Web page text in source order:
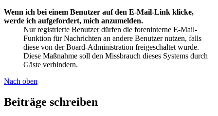
Wenn ich bei einem Benutzer auf den E-Mail-Link klicke,
werde ich aufgefordert, mich anzumelden.
Nur registrierte Benutzer dürfen die foreninterne E-Mail-
Funktion für Nachrichten an andere Benutzer nutzen, falls
diese von der Board-Administration freigeschaltet wurde.
Diese Maßnahme soll den Missbrauch dieses Systems durch
Gäste verhindern.
Nach oben
Beiträge schreiben